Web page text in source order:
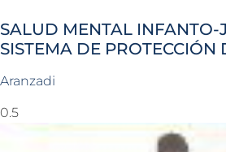
SALUD MENTAL INFANTO-
SISTEMA DE PROTECCIÓN
Aranzadi